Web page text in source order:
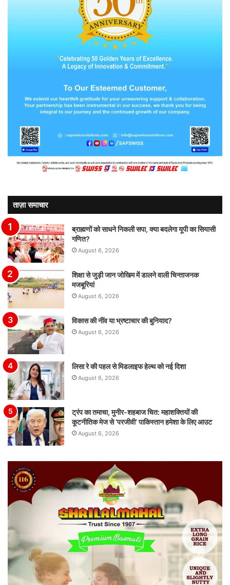
ताज़ा समाचार
ब्राह्मणों को साधने निकली सपा, क्या बदलेगा यूपी का सियासी
गणित?
August 6, 2026
शिक्षा से जुड़ी जान जोखिम में डालने वाली चिन्ताजनक
मजबूरियां
August 6, 2026
विकास की नींव या भ्रष्टाचार की बुनियाद?
August 6, 2026
लिसा रे की पहल से मिडलाइफ हेल्थ को नई दिशा
August 6, 2026
ट्रंप का तमाचा, मुनीर-शहबाज चित: महाशक्तियों की
कूटनीतिक मेज से ‘परजीवी’ पाकिस्तान हमेशा के लिए आउट
August 6, 2026